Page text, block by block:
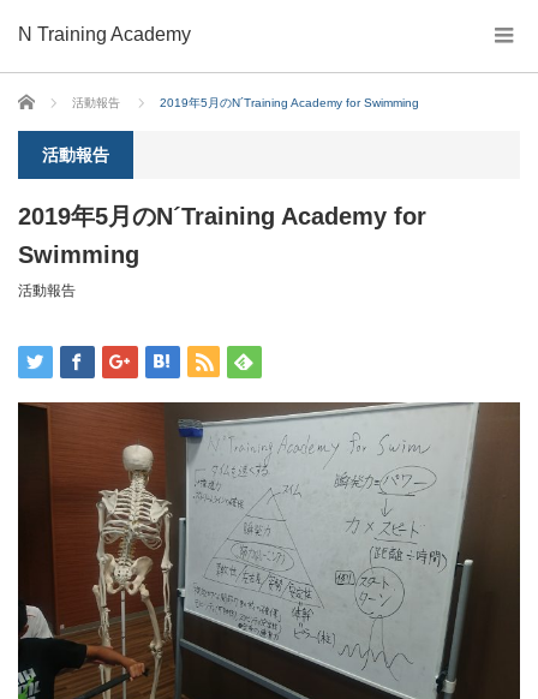
N Training Academy
ホーム 活動報告 2019年5月のN´Training Academy for Swimming
活動報告
2019年5月のN´Training Academy for
Swimming
活動報告